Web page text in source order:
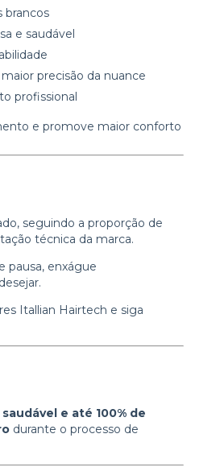
brancos
e saudável
precisão da nuance
profissional
e promove maior conforto
seguindo a proporção de
técnica da marca.
pausa, enxágue
Itallian Hairtech e siga
e até 100% de
durante o processo de